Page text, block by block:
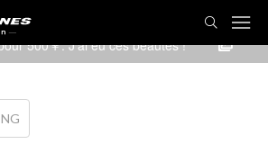
500￥. J'ai eu ces beautés !